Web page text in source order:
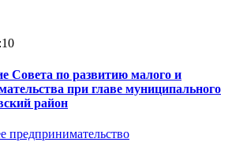
Совета по развитию малого и
при главе муниципального
район
предпринимательство